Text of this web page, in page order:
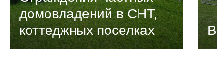
домовладений в СНТ,
коттеджных поселках